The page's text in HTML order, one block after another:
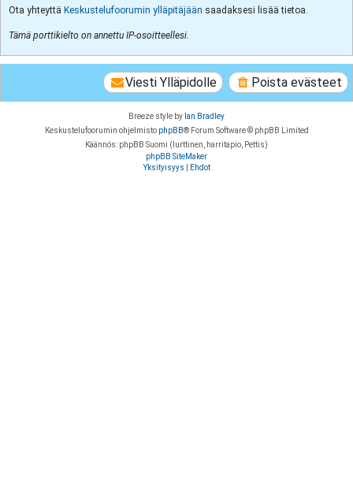
Ota yhteyttä Keskustelufoorumin ylläpitäjään saadaksesi lisää tietoa.
Tämä porttikielto on annettu IP-osoitteellesi.
Poista evästeet
Viesti Ylläpidolle
Breeze style by Ian Bradley
Keskustelufoorumin ohjelmisto phpBB® Forum Software © phpBB Limited
Käännös: phpBB Suomi (lurttinen, harritapio, Pettis)
phpBB SiteMaker
Yksityisyys
Ehdot